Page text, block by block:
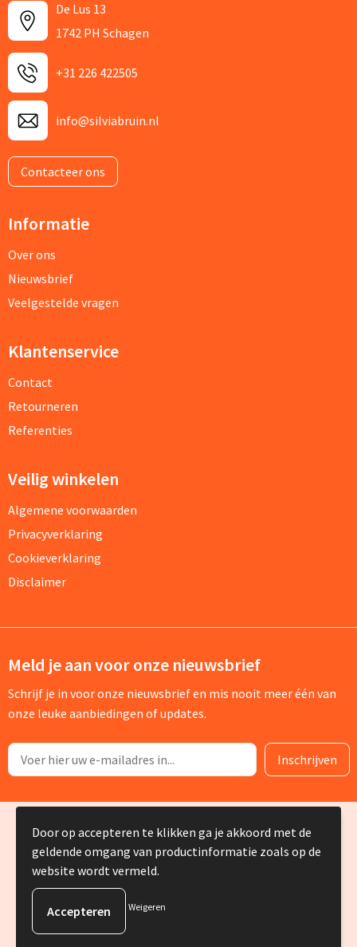
De Lus 13
1742 PH Schagen
+31 226 422505
info@silviabruin.nl
Contacteer ons
Informatie
Over ons
Nieuwsbrief
Veelgestelde vragen
Klantenservice
Contact
Retourneren
Referenties
Veilig winkelen
Algemene voorwaarden
Privacyverklaring
Cookieverklaring
Disclaimer
Meld je aan voor onze nieuwsbrief
Schrijf je in voor onze nieuwsbrief en mis nooit meer één van
onze leuke aanbiedingen of updates.
© Copyright Silvia Bruin reclame-advies 2025
Door op accepteren te klikken ga je akkoord met de
geldende omgang van productinformatie zoals op de
website wordt vermeld.
Weigeren